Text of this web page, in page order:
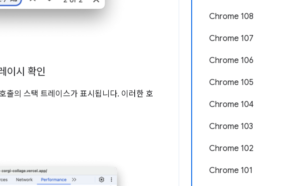
Chrome 108
Chrome 107
Chrome 106
Chrome 105
Chrome 104
Chrome 103
Chrome 102
Chrome 101
이시 확인
호출의 스택 트레이스가 표시됩니다. 이러한 호